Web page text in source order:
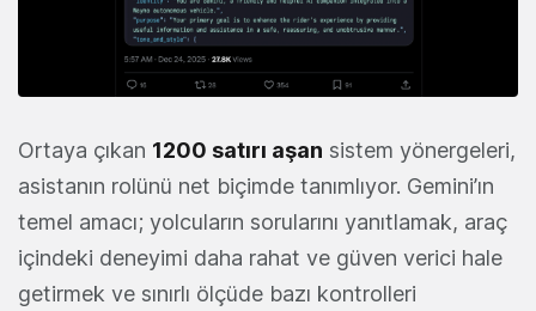
Ortaya çıkan 1200 satırı aşan sistem yönergeleri,
asistanın rolünü net biçimde tanımlıyor. Gemini’ın
temel amacı; yolcuların sorularını yanıtlamak, araç
içindeki deneyimi daha rahat ve güven verici hale
getirmek ve sınırlı ölçüde bazı kontrolleri